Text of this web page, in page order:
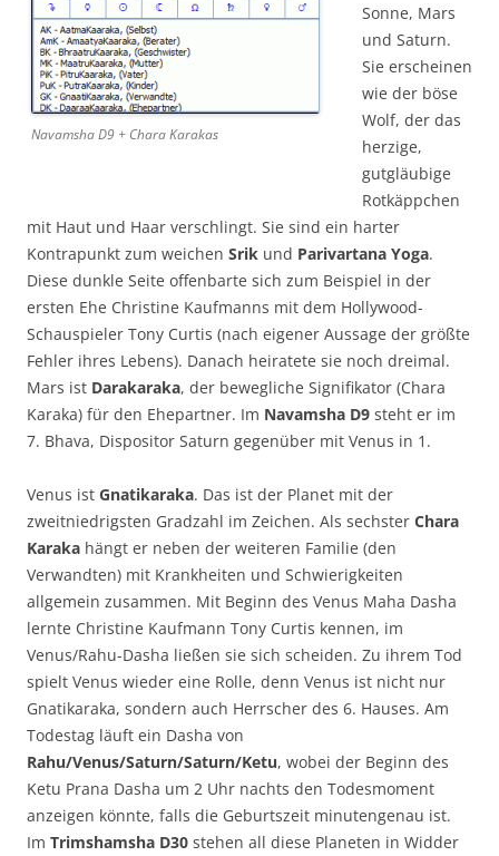
Navamsha D9 + Chara Karakas
Sonne, Mars
und Saturn.
Sie erscheinen
wie der böse
Wolf, der das
herzige,
gutgläubige
Rotkäppchen
mit Haut und Haar verschlingt. Sie sind ein harter
Kontrapunkt zum weichen Srik und Parivartana Yoga.
Diese dunkle Seite offenbarte sich zum Beispiel in der
ersten Ehe Christine Kaufmanns mit dem Hollywood-
Schauspieler Tony Curtis (nach eigener Aussage der größte
Fehler ihres Lebens). Danach heiratete sie noch dreimal.
Mars ist Darakaraka, der bewegliche Signifikator (Chara
Karaka) für den Ehepartner. Im Navamsha D9 steht er im
7. Bhava, Dispositor Saturn gegenüber mit Venus in 1.
Venus ist Gnatikaraka. Das ist der Planet mit der
zweitniedrigsten Gradzahl im Zeichen. Als sechster Chara
Karaka hängt er neben der weiteren Familie (den
Verwandten) mit Krankheiten und Schwierigkeiten
allgemein zusammen. Mit Beginn des Venus Maha Dasha
lernte Christine Kaufmann Tony Curtis kennen, im
Venus/Rahu-Dasha ließen sie sich scheiden. Zu ihrem Tod
spielt Venus wieder eine Rolle, denn Venus ist nicht nur
Gnatikaraka, sondern auch Herrscher des 6. Hauses. Am
Todestag läuft ein Dasha von
Rahu/Venus/Saturn/Saturn/Ketu, wobei der Beginn des
Ketu Prana Dasha um 2 Uhr nachts den Todesmoment
anzeigen könnte, falls die Geburtszeit minutengenau ist.
Im Trimshamsha D30 stehen all diese Planeten in Widder